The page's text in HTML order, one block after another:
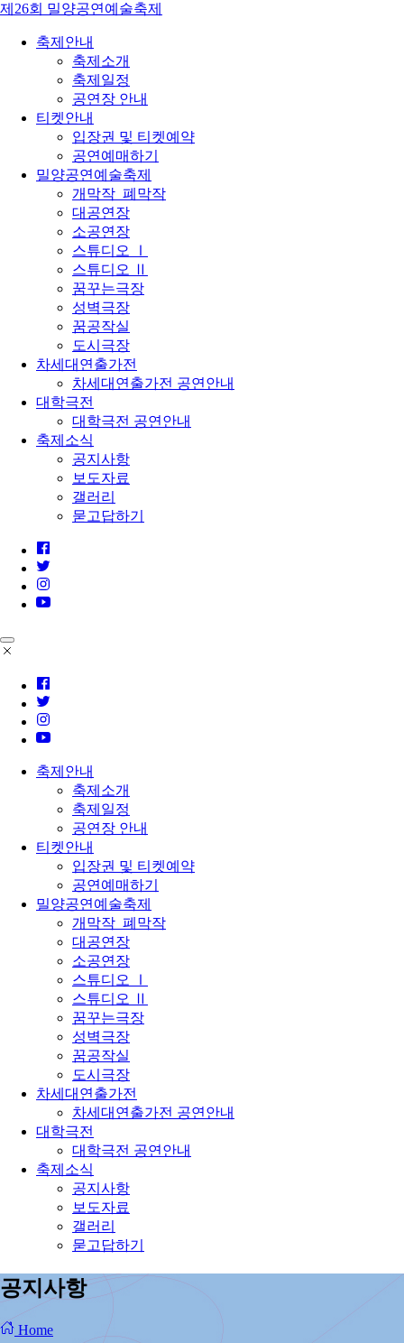
제26회 밀양공연예술축제
축제안내
축제소개
축제일정
공연장 안내
티켓안내
입장권 및 티켓예약
공연예매하기
밀양공연예술축제
개막작_폐막작
대공연장
소공연장
스튜디오 Ⅰ
스튜디오 Ⅱ
꿈꾸는극장
성벽극장
꿈공작실
도시극장
차세대연출가전
차세대연출가전 공연안내
대학극전
대학극전 공연안내
축제소식
공지사항
보도자료
갤러리
묻고답하기
축제안내
축제소개
축제일정
공연장 안내
티켓안내
입장권 및 티켓예약
공연예매하기
밀양공연예술축제
개막작_폐막작
대공연장
소공연장
스튜디오 Ⅰ
스튜디오 Ⅱ
꿈꾸는극장
성벽극장
꿈공작실
도시극장
차세대연출가전
차세대연출가전 공연안내
대학극전
대학극전 공연안내
축제소식
공지사항
보도자료
갤러리
묻고답하기
공지사항
Home